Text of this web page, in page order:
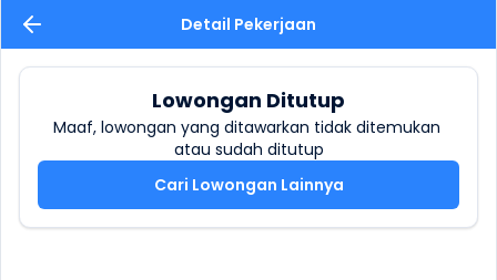
Detail Pekerjaan
Lowongan Ditutup
Maaf, lowongan yang ditawarkan tidak ditemukan
atau sudah ditutup
Cari Lowongan Lainnya